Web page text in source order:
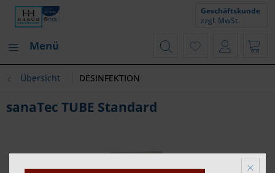
Menü
Geschäftskunde
zzgl. MwSt.
Übersicht DESINFEKTION
sanaTec TUBE Standard